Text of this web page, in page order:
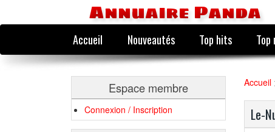
Annuaire Panda
Accueil Nouveautés Top hits
Espace membre
Connexion / Inscription
Accueil
Le-